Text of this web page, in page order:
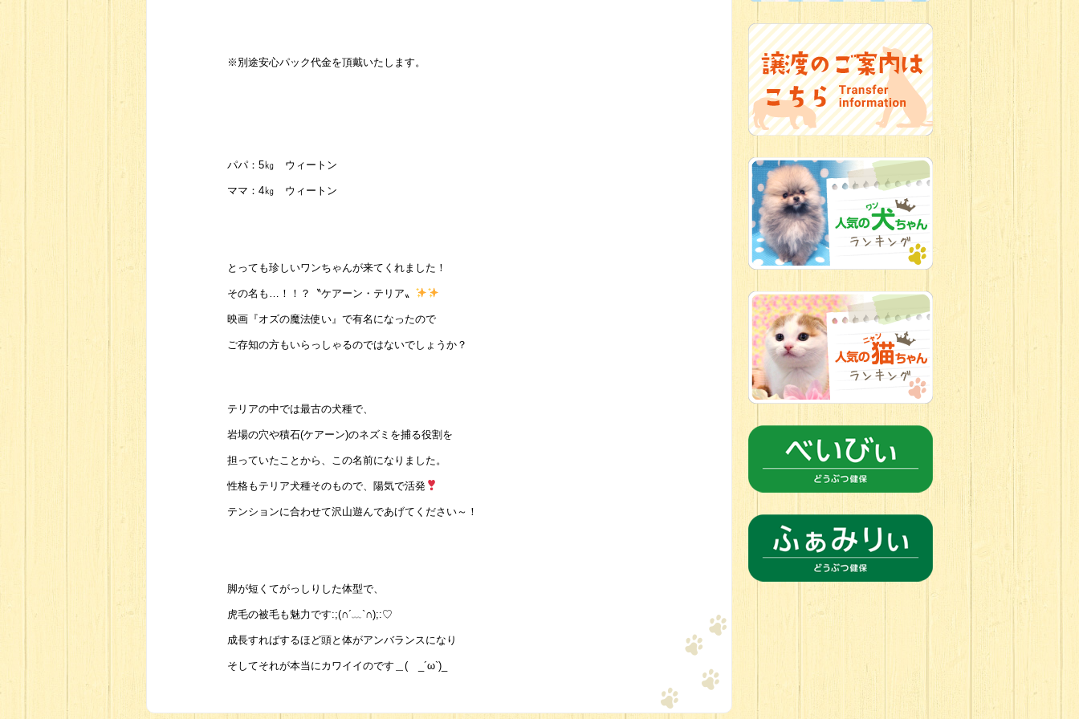
※別途安心パック代金を頂戴いたします。
パパ：5㎏ ウィートン
ママ：4㎏ ウィートン
とっても珍しいワンちゃんが来てくれました！
その名も…！！？〝ケアーン・テリア〟
映画『オズの魔法使い』で有名になったので
ご存知の方もいらっしゃるのではないでしょうか？
テリアの中では最古の犬種で、
岩場の穴や積石(ケアーン)のネズミを捕る役割を
担っていたことから、この名前になりました。
性格もテリア犬種そのもので、陽気で活発
テンションに合わせて沢山遊んであげてください～！
脚が短くてがっしりした体型で、
虎毛の被毛も魅力です:;(∩´﹏`∩);:♡
成長すればするほど頭と体がアンバランスになり
そしてそれが本当にカワイイのです＿( _´ω`)_
2026.07.09加古川店：可
2026.07.06 新入生紹介
2026.07.03ちびっこワン
コ
2026.07.01ダラダラな猫
スタッフ
2026.06.24
人懐っこすぎ
なわんちゃんず
2026.06.21
転入生のご紹
介(*ﾉωﾉ)